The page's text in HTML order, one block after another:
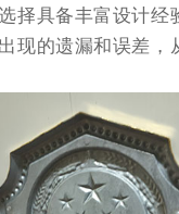
择具备丰富设计经
现的遗漏和误差，